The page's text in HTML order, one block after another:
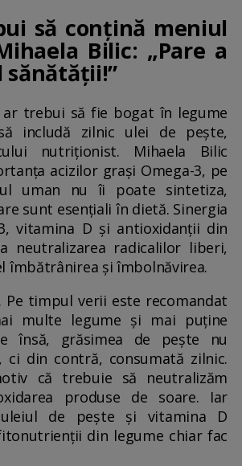
să conțină meniul
Bilic: „Pare a
ar trebui să fie bogat în legume
includă zilnic ulei de pește,
nutriționist. Mihaela Bilic
acizilor grași Omega-3, pe
uman nu îi poate sintetiza,
sunt esențiali în dietă. Sinergia
vitamina D și antioxidanții din
neutralizarea radicalilor liberi,
îmbătrânirea și îmbolnăvirea.
Pe timpul verii este recomandat
multe legume și mai puține
însă, grăsimea de pește nu
ci din contră, consumată zilnic.
că trebuie să neutralizăm
produse de soare. Iar
de pește și vitamina D
din legume chiar fac